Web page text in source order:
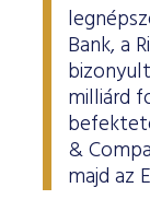
Bank, a
milliárd
&
majd az